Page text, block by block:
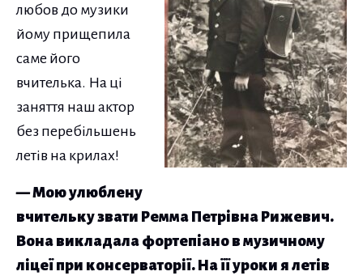
любов до музики
йому прищепила
саме його
вчителька. На ці
заняття наш актор
без перебільшень
летів на крилах!
— Мою улюблену
вчительку звати Ремма Петрівна Рижевич.
Вона викладала фортепіано в музичному
ліцеї при консерваторії. На її уроки я летів